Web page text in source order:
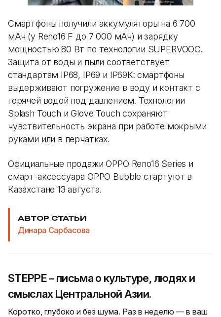
Смартфоны получили аккумуляторы на 6 700
мАч (у Reno16 F до 7 000 мАч) и зарядку
мощностью 80 Вт по технологии SUPERVOOC.
Защита от воды и пыли соответствует
стандартам IP68, IP69 и IP69K: смартфоны
выдерживают погружение в воду и контакт с
горячей водой под давлением. Технологии
Splash Touch и Glove Touch сохраняют
чувствительность экрана при работе мокрыми
руками или в перчатках.
Официальные продажи OPPO Reno16 Series и
смарт-аксессуара OPPO Bubble стартуют в
Казахстане 13 августа.
АВТОР СТАТЬИ
Динара Сарбасова
STEPPE – письма о культуре, людях и
смыслах Центральной Азии.
Коротко, глубоко и без шума. Раз в неделю — в ваш